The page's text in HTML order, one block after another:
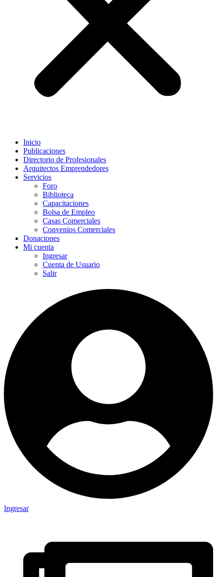
Inicio
Publicaciones
Directorio de Profesionales
Arquitectos Emprendedores
Servicios
Foro
Biblioteca
Capacitaciones
Bolsa de Empleo
Casas Comerciales
Convenios Comerciales
Donaciones
Mi cuenta
Ingresar
Cuenta de Usuario
Salir
Ingresar